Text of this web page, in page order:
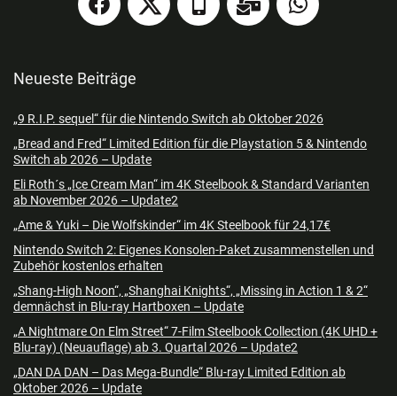
Neueste Beiträge
„9 R.I.P. sequel“ für die Nintendo Switch ab Oktober 2026
„Bread and Fred“ Limited Edition für die Playstation 5 & Nintendo
Switch ab 2026 – Update
Eli Roth´s „Ice Cream Man“ im 4K Steelbook & Standard Varianten
ab November 2026 – Update2
„Ame & Yuki – Die Wolfskinder“ im 4K Steelbook für 24,17€
Nintendo Switch 2: Eigenes Konsolen-Paket zusammenstellen und
Zubehör kostenlos erhalten
„Shang-High Noon“, „Shanghai Knights“, „Missing in Action 1 & 2“
demnächst in Blu-ray Hartboxen – Update
„A Nightmare On Elm Street“ 7-Film Steelbook Collection (4K UHD +
Blu-ray) (Neuauflage) ab 3. Quartal 2026 – Update2
„DAN DA DAN – Das Mega-Bundle“ Blu-ray Limited Edition ab
Oktober 2026 – Update